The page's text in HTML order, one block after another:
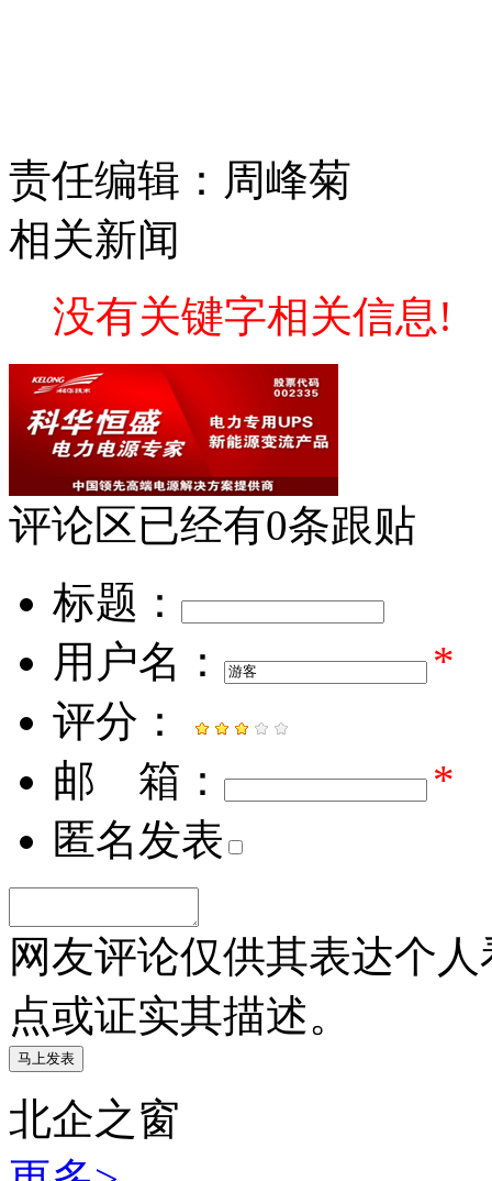
责任编辑：周峰菊
相关新闻
没有关键字相关信息!
评论区已经有0条跟贴
标题：
用户名：
*
评分：
邮 箱：
*
匿名发表
网友评论仅供其表达个
点或证实其描述。
北企之窗